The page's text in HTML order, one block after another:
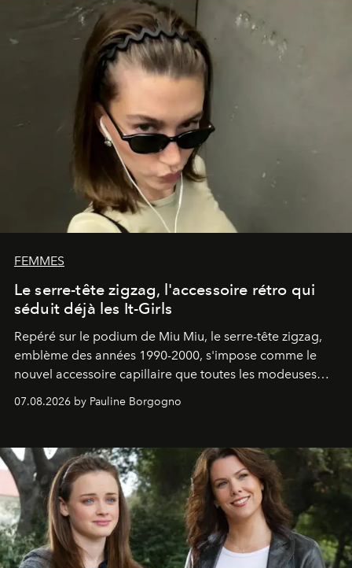
FEMMES
Le serre-tête zigzag, l'accessoire rétro qui
séduit déjà les It-Girls
Repéré sur le podium de Miu Miu, le serre-tête zigzag,
emblème des années 1990-2000, s'impose comme le
nouvel accessoire capillaire que toutes les modeuses
07.08.2026 by Pauline Borgogno